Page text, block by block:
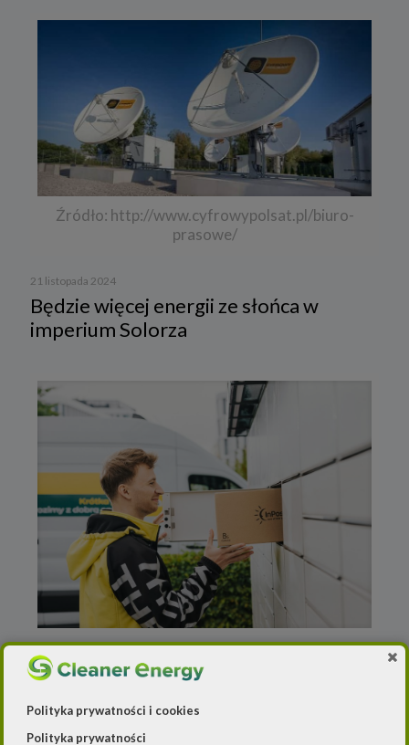
Źródło: http://www.cyfrowypolsat.pl/biuro-
prasowe/
21 listopada 2024
Będzie więcej energii ze słońca w
imperium Solorza
5 listopada 2024
Energia z wiatru zasili flotę
paczkomatów
Polityka prywatności i cookies
Polityka prywatności